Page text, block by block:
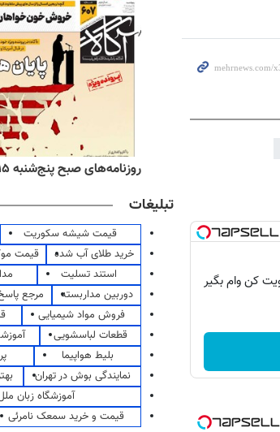
کن وام بگیر
روزنامه‌های صبح پنج‌شنبه ۱۵ مرداد ۱۴۰۵
تبلیغات
قیمت شیشه سکوریت
خرید طلای آب شده
قیمت
استند تسلیت
دوربین مداربسته
مرجع
فروش مواد شیمیایی
قطعات لباسشویی
بلیط هواپیما
نمایندگی بوش در تهران
آموزشگاه زبان
قیمت و خرید سمعک نامرئی